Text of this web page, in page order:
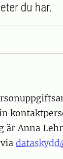
du har.
Anna